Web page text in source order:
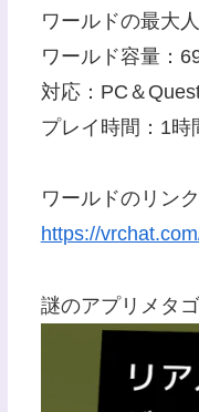
ワールドの最大
ワールド容量：
対応：PC＆
プレイ時間：1時
ワールドのリン
https://
謎のアプリメタ